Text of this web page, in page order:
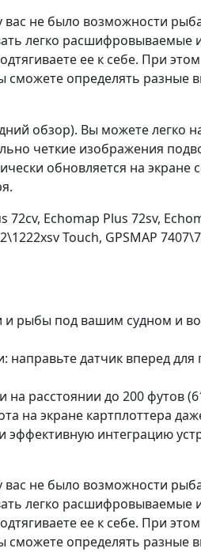
не было возможности
легко
ее к себе. При
сможете определять разные
обзор). Вы можете легко
четкие изображения
обновляется на экране
Echomap Plus 72sv,
Touch, GPSMAP
под вашим судном и
датчик вперед
расстоянии до 200 футов
на экране картплоттера
эффективную интеграцию
не было возможности
легко
ее к себе. При
сможете определять разные